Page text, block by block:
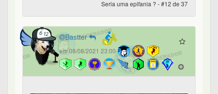
Seria uma epifania ? - #12 de 37
Bastter
em 08/08/2021 23:00